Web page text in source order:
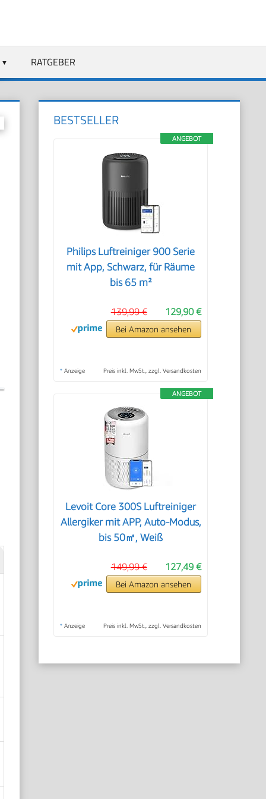
RATGEBER
BESTSELLER
ANGEBOT
Philips Luftreiniger 900 Serie
mit App, Schwarz, für Räume
bis 65 m²
129,90 €
139,99 €
Bei Amazon ansehen
* Anzeige Preis inkl. MwSt., zzgl. Versandkosten
ANGEBOT
Levoit Core 300S Luftreiniger
Allergiker mit APP, Auto-Modus,
bis 50㎡, Weiß
127,49 €
149,99 €
Bei Amazon ansehen
* Anzeige Preis inkl. MwSt., zzgl. Versandkosten